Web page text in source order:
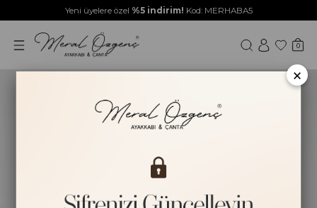
Yeni üyelere özel %5 indirim! Kod: MERHABA5
0
×